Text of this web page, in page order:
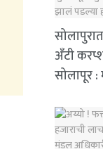
अँटी
सोलापूर :